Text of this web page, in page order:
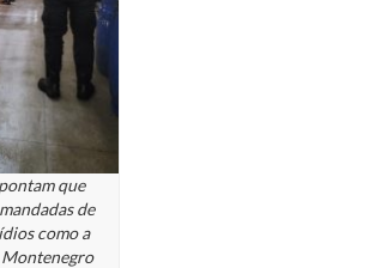
que
de
como a